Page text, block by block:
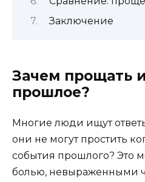
Заключение
Зачем прощать
прошлое?
Многие люди ищут
они не могут простить
события прошлого? Это
болью, невыраженными